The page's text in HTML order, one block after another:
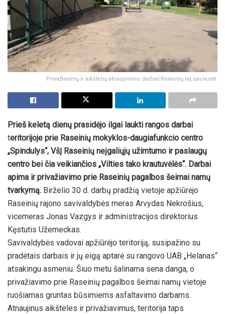
Privažiavimų ir aikštelių atnaujinimo darbai/Raseinių raj.sav.nuotr.
Prieš keletą dienų prasidėjo ilgai laukti rangos darbai
teritorijoje prie Raseinių mokyklos-daugiafunkcio centro
„Spindulys“, VšĮ Raseinių neįgaliųjų užimtumo ir paslaugų
centro bei čia veikiančios „Vilties tako krautuvėlės“. Darbai
apima ir privažiavimo prie Raseinių pagalbos šeimai namų
tvarkymą. Birželio 30 d. darbų pradžią vietoje apžiūrėjo
Raseinių rajono savivaldybės meras Arvydas Nekrošius,
vicemeras Jonas Vazgys ir administracijos direktorius
Kęstutis Užemeckas.
Savivaldybės vadovai apžiūrėjo teritoriją, susipažino su
pradėtais darbais ir jų eigą aptarė su rangovo UAB „Helanas“
atsakingu asmeniu. Šiuo metu šalinama sena danga, o
privažiavimo prie Raseinių pagalbos šeimai namų vietoje
ruošiamas gruntas būsimiems asfaltavimo darbams.
Atnaujinus aikšteles ir privažiavimus, teritorija taps